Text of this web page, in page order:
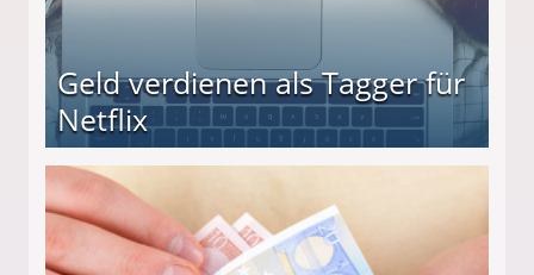
Geld verdienen als Tagger für
Netflix